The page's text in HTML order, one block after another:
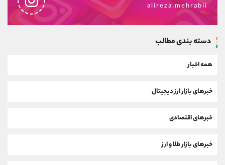
alireza.mehrabii
دسته بندی مطالب
همه اخبار
خبرهای بازار ارز دیجیتال
خبرهای اقتصادی
خبرهای بازار طلا و ارز